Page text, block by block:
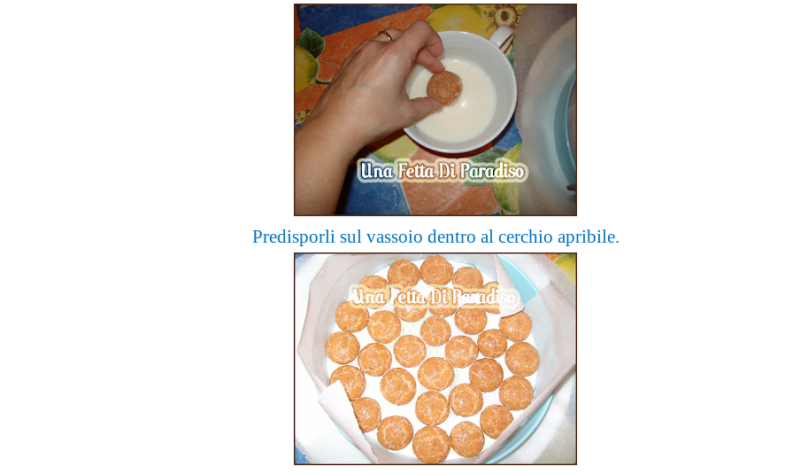
Predisporli sul vassoio dentro al cerchio apribile.